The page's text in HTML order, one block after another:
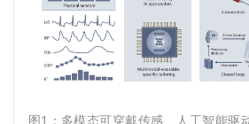
图1：多模态可穿戴传感、人工智能驱